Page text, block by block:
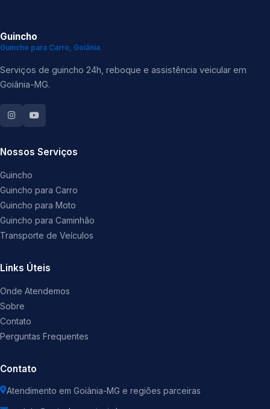
Guincho
Guincho para Carro, Goiânia
Serviços de guincho 24h, reboque e assistência veicular em
Goiânia-MG.
Nossos Serviços
Guincho
Guincho para Carro
Guincho para Moto
Guincho para Caminhão
Transporte de Veículos
Links Úteis
Onde Atendemos
Sobre
Contato
Perguntas Frequentes
Contato
Atendimento em Goiânia-MG e regiões parceiras